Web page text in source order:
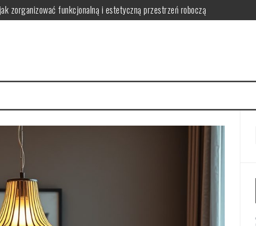
zorganizować funkcjonalną i estetyczną przestrzeń roboczą
i ergonomiczne oświetlenie wspierające naukę
bezpieczeństwo, wygodę i estetykę w praktyce